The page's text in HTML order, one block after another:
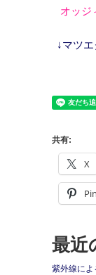
オッジ
↓マツ
共有:
X
最近
紫外線に